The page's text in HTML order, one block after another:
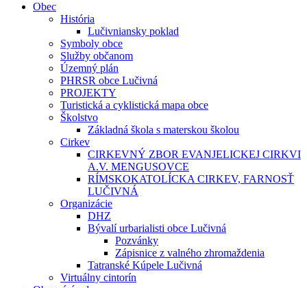
Obec
História
Lučivniansky poklad
Symboly obce
Služby občanom
Územný plán
PHRSR obce Lučivná
PROJEKTY
Turistická a cyklistická mapa obce
Školstvo
Základná škola s materskou školou
Cirkev
CIRKEVNÝ ZBOR EVANJELICKEJ CIRKVI
A.V. MENGUSOVCE
RÍMSKOKATOLÍCKA CIRKEV, FARNOSŤ
LUČIVNÁ
Organizácie
DHZ
Bývalí urbarialisti obce Lučivná
Pozvánky
Zápisnice z valného zhromaždenia
Tatranské Kúpele Lučivná
Virtuálny cintorín